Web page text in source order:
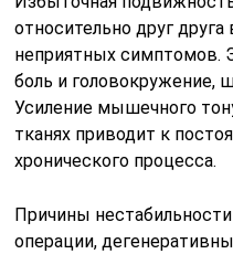
относительно друг
неприятных симптомов.
боль и головокружение,
Усиление мышечного
тканях приводит к
хронического процесса.
Причины
операции,